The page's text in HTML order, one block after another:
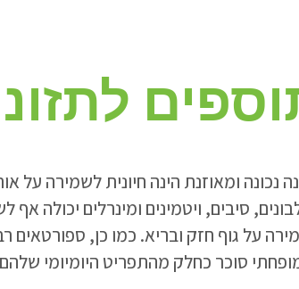
נכונה ומאוזנת הינה חיונית לשמירה על
סיבים, ויטמינים ומינרלים יכולה
על גוף חזק ובריא. כמו כן, ספורטאים
סוכר כחלק מהתפריט היומיומי